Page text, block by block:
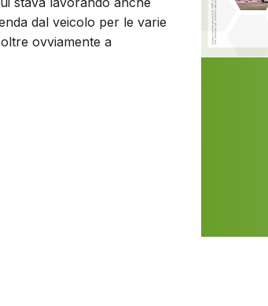
dal veicolo per le varie
ovviamente a